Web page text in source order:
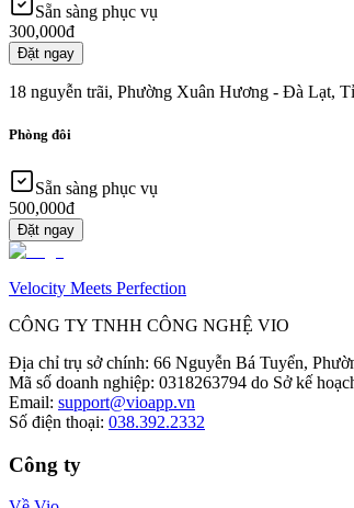
Sẵn sàng phục vụ
300,000đ
Đặt ngay
18 nguyễn trãi, Phường Xuân Hương - Đà Lạt,
Phòng đôi
Sẵn sàng phục vụ
500,000đ
Đặt ngay
Velocity Meets Perfection
CÔNG TY TNHH CÔNG NGHỆ VIO
Địa chỉ trụ sở chính: 66 Nguyễn Bá Tuyển,
Mã số doanh nghiệp: 0318263794 do Sở kế
Email: support@vioapp.vn
Số điện thoại: 038.392.2332
Công ty